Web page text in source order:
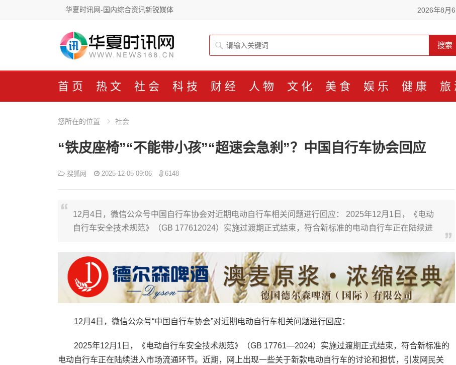
华夏时讯网-国内综合资讯新锐媒体 2026年8月6
搜索
首页 热文 社会 科技 财经 人物 文化 美食 娱乐 健康 旅
您所在的位置 社会
“铁皮座椅”“不能带小孩”“超速会急刹”？中国自行车协会回应
搜狐网 2025-12-05 09:06 6148
12月4日，微信公众号中国自行车协会对近期电动自行车相关问题进行回应： 2025年12月1日，《电动
自行车安全技术规范》（GB 177612024）实施过渡期正式结束，符合新标准的电动自行车正在陆续进
12月4日，微信公众号“中国自行车协会”对近期电动自行车相关问题进行回应：
2025年12月1日，《电动自行车安全技术规范》（GB 17761—2024）实施过渡期正式结束，符合新标准的
电动自行车正在陆续进入市场流通环节。近期，网上出现一些关于新款电动自行车的讨论和担忧，引发网民关